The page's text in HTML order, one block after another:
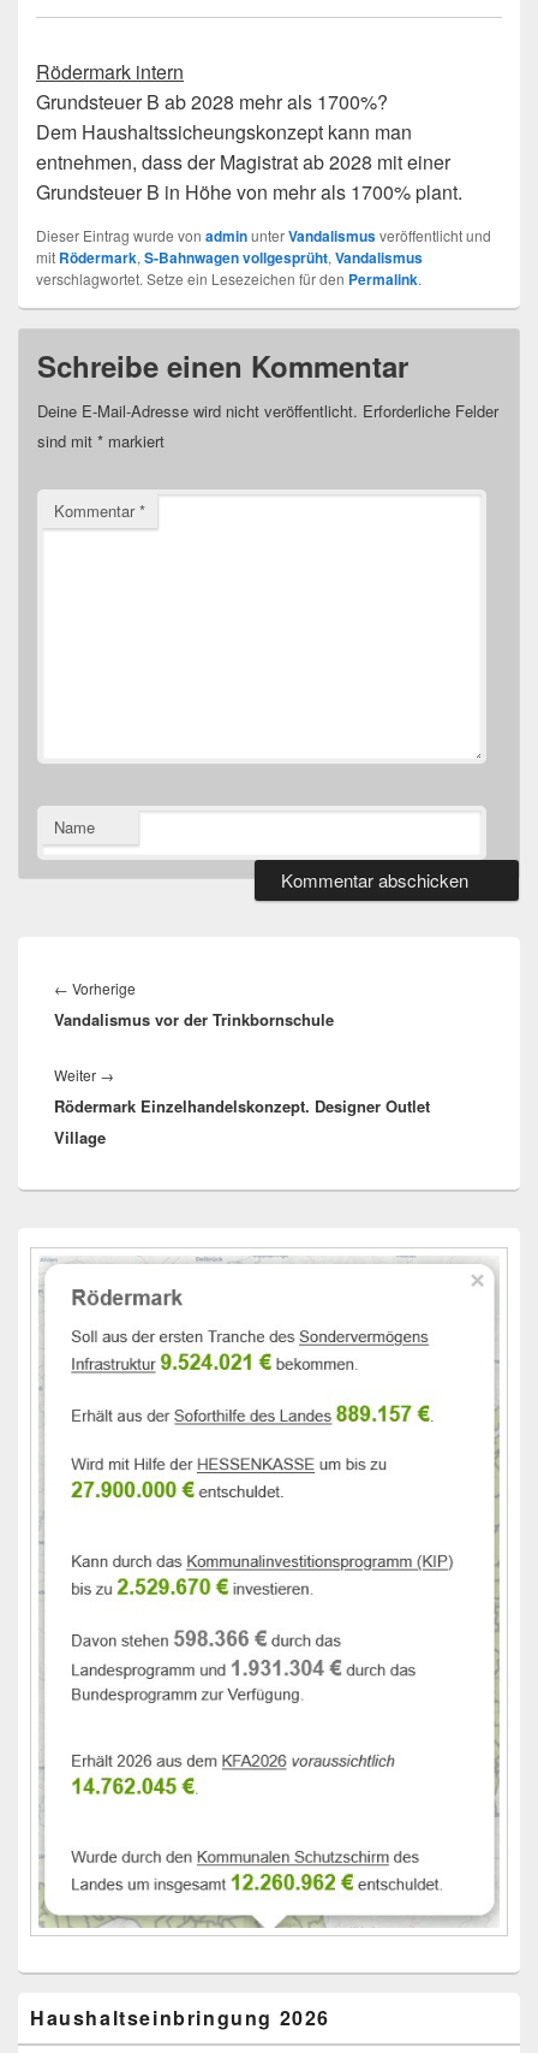
Rödermark intern
Grundsteuer B ab 2028 mehr als 1700%?
Dem Haushaltssicheungskonzept kann man
entnehmen, dass der Magistrat ab 2028 mit einer
Grundsteuer B in Höhe von mehr als 1700% plant.
Dieser Eintrag wurde von adminunterVandalismusveröffentlicht und
mit Rödermark,S-Bahnwagen vollgesprüht,Vandalismus
verschlagwortet. Setze ein Lesezeichen für den Permalink.
Schreibe einen Kommentar
Deine E-Mail-Adresse wird nicht veröffentlicht. Erforderliche Felder
sind mit * markiert
Kommentar*
Name
← Vorherige
Beitrag:
Vandalismus vor der Trinkbornschule
Weiter →
Beitrag:
Rödermark Einzelhandelskonzept. Designer Outlet
Village
Seitenleisten-
Widgetbereich
Haushaltseinbringung 2026